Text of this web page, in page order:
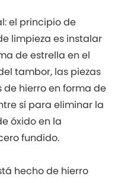
el principio de
limpieza es instalar
de estrella en el
tambor, las piezas
de hierro en forma de
sí para eliminar la
óxido en la
fundido.
hecho de hierro